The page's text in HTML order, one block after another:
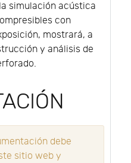
simulación acústica
con
mostrará, a
y análisis de
debe
sitio web y